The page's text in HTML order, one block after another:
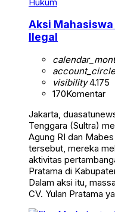
Aksi
Ilegal
account_circle
visibility4.175
170Komentar
Jakarta,
Tenggara (Sultra)
Agung RI dan
tersebut, mereka
aktivitas
Pratama di
Dalam aksi itu,
CV. Yulan Pratama